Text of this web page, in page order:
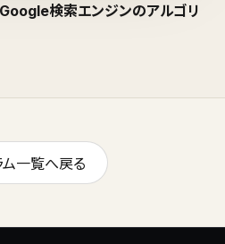
検索エンジンのアルゴリ
ム一覧へ戻る